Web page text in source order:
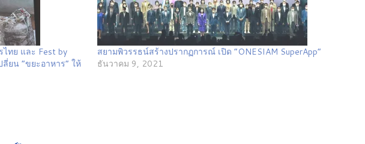
ทย และ Fest by
ยน “ขยะอาหาร” ให้
สยามพิวรรธน์สร้างปรากฏการณ์ เปิด “ONESIAM SuperApp”
ธันวาคม 9, 2021